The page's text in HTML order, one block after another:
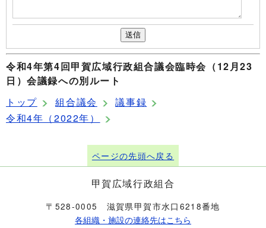
令和4年第4回甲賀広域行政組合議会臨時会（12月23
日）会議録への別ルート
トップ
組合議会
議事録
令和4年（2022年）
ページの先頭へ戻る
甲賀広域行政組合
〒528-0005 滋賀県甲賀市水口6218番地
各組織・施設の連絡先はこちら